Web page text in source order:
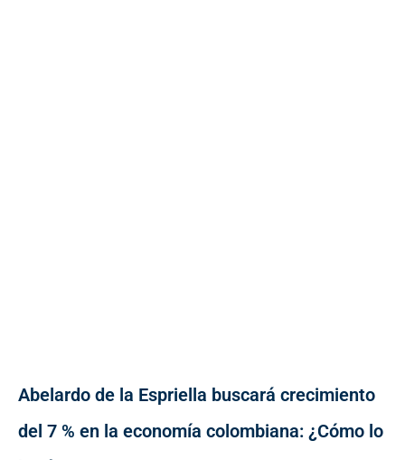
Abelardo de la Espriella buscará crecimiento
del 7 % en la economía colombiana: ¿Cómo lo